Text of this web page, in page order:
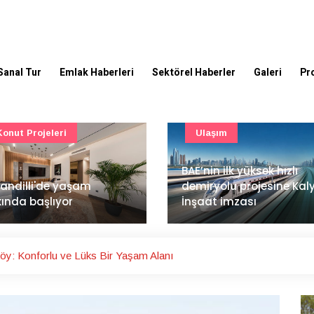
Tur Emlak Haberleri Sektörel Haberler Galeri
ilk yüksek hızlı
projesine Kalyon
imzası
Mimarlık ve mühendislik
projeleri e-PYS ile dijital
ortama taşınacak
Güncel
Konforlu ve Lüks Bir Yaşam Alanı